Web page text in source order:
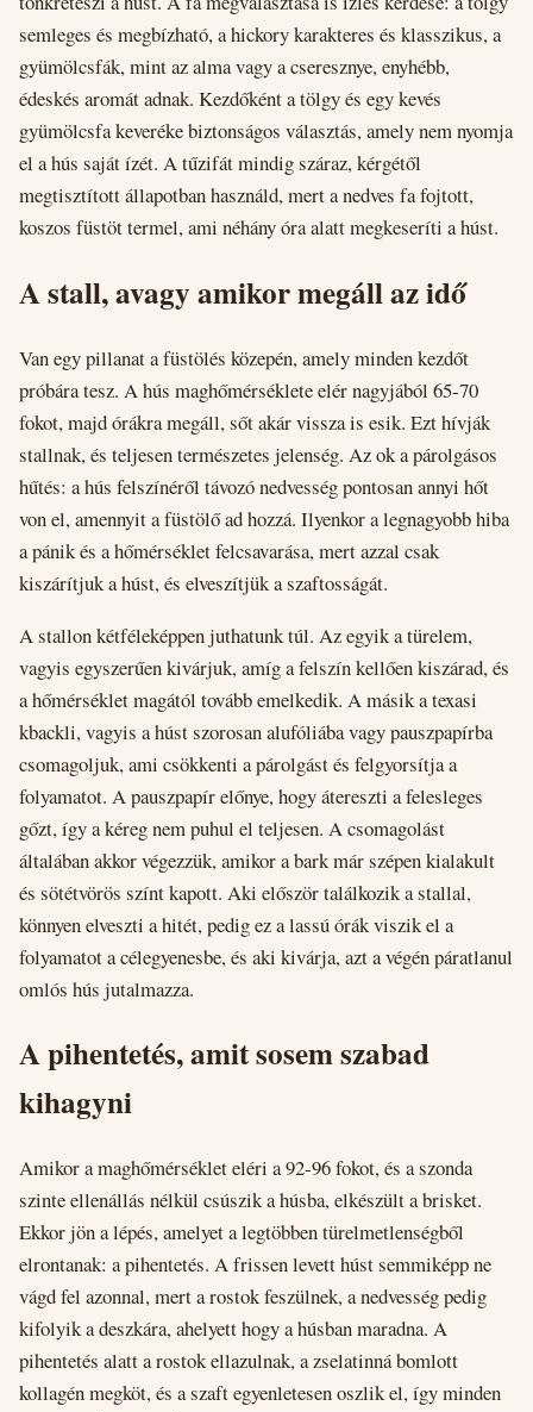
semleges és megbízható, a hickory karakteres és klasszikus, a
gyümölcsfák, mint az alma vagy a cseresznye, enyhébb,
édeskés aromát adnak. Kezdőként a tölgy és egy kevés
gyümölcsfa keveréke biztonságos választás, amely nem nyomja
el a hús saját ízét. A tűzifát mindig száraz, kérgétől
megtisztított állapotban használd, mert a nedves fa fojtott,
koszos füstöt termel, ami néhány óra alatt megkeseríti a húst.
A stall, avagy amikor megáll az idő
Van egy pillanat a füstölés közepén, amely minden kezdőt
próbára tesz. A hús maghőmérséklete elér nagyjából 65-70
fokot, majd órákra megáll, sőt akár vissza is esik. Ezt hívják
stallnak, és teljesen természetes jelenség. Az ok a párolgásos
hűtés: a hús felszínéről távozó nedvesség pontosan annyi hőt
von el, amennyit a füstölő ad hozzá. Ilyenkor a legnagyobb hiba
a pánik és a hőmérséklet felcsavarása, mert azzal csak
kiszárítjuk a húst, és elveszítjük a szaftosságát.
A stallon kétféleképpen juthatunk túl. Az egyik a türelem,
vagyis egyszerűen kivárjuk, amíg a felszín kellően kiszárad, és
a hőmérséklet magától tovább emelkedik. A másik a texasi
kbackli, vagyis a húst szorosan alufóliába vagy pauszpapírba
csomagoljuk, ami csökkenti a párolgást és felgyorsítja a
folyamatot. A pauszpapír előnye, hogy átereszti a felesleges
gőzt, így a kéreg nem puhul el teljesen. A csomagolást
általában akkor végezzük, amikor a bark már szépen kialakult
és sötétvörös színt kapott. Aki először találkozik a stallal,
könnyen elveszti a hitét, pedig ez a lassú órák viszik el a
folyamatot a célegyenesbe, és aki kivárja, azt a végén páratlanul
omlós hús jutalmazza.
A pihentetés, amit sosem szabad
kihagyni
Amikor a maghőmérséklet eléri a 92-96 fokot, és a szonda
szinte ellenállás nélkül csúszik a húsba, elkészült a brisket.
Ekkor jön a lépés, amelyet a legtöbben türelmetlenségből
elrontanak: a pihentetés. A frissen levett húst semmiképp ne
vágd fel azonnal, mert a rostok feszülnek, a nedvesség pedig
kifolyik a deszkára, ahelyett hogy a húsban maradna. A
pihentetés alatt a rostok ellazulnak, a zselatinná bomlott
kollagén megköt, és a szaft egyenletesen oszlik el, így minden